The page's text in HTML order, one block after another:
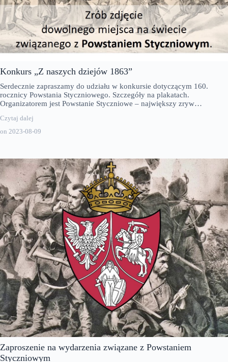
Konkurs „Z naszych dziejów 1863”
on 2023-08-09
Serdecznie zapraszamy do udziału w konkursie dotyczącym 160.
rocznicy Powstania Styczniowego. Szczegóły na plakatach.
Organizatorem jest Powstanie Styczniowe – największy zryw…
Czytaj dalej
Zaproszenie na wydarzenia związane z Powstaniem
Styczniowym